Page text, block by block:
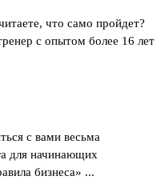
что само пройдет?
с опытом более 16 лет
с вами весьма
для начинающих
бизнеса» ...